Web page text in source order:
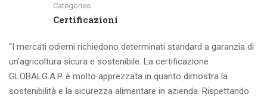
Categories
Certificazioni
“I mercati odierni richiedono determinati standard a garanzia di
un’agricoltura sicura e sostenibile. La certificazione
GLOBALG.A.P. è molto apprezzata in quanto dimostra la
sostenibilità e la sicurezza alimentare in azienda. Rispettando